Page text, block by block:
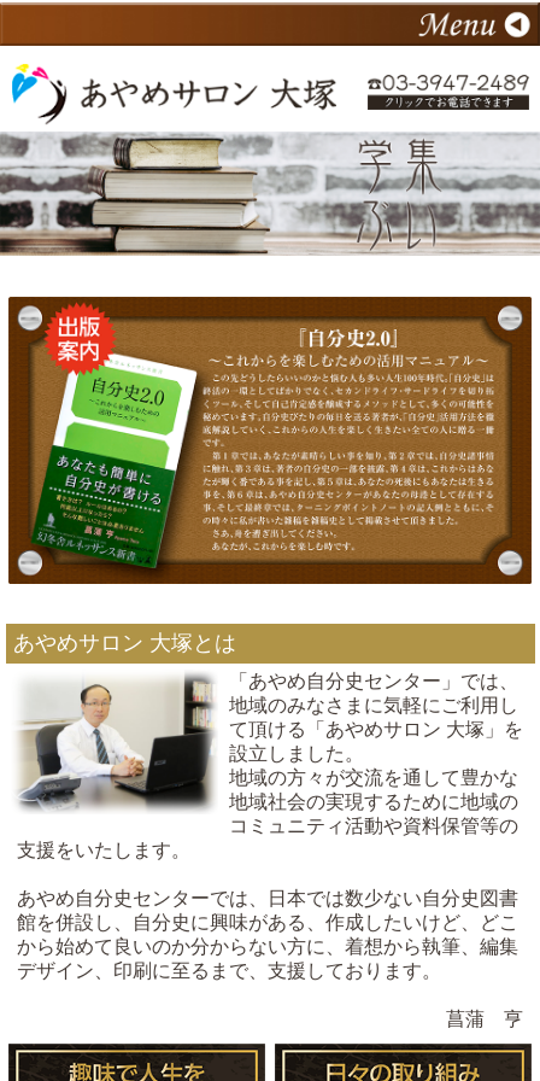
あやめサロン 大塚とは
「あやめ自分史センター」では、
地域のみなさまに気軽にご利用し
て頂ける「あやめサロン 大塚」を
設立しました。
地域の方々が交流を通して豊かな
地域社会の実現するために地域の
コミュニティ活動や資料保管等の
支援をいたします。
あやめ自分史センターでは、日本では数少ない自分史図書
館を併設し、自分史に興味がある、作成したいけど、どこ
から始めて良いのか分からない方に、着想から執筆、編集
デザイン、印刷に至るまで、支援しております。
菖蒲 亨